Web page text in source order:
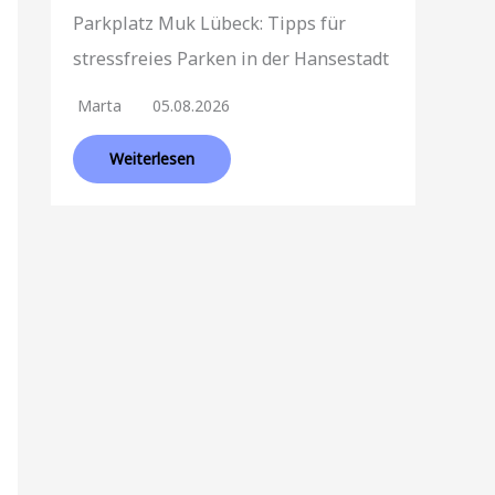
Parkplatz Muk Lübeck: Tipps für
stressfreies Parken in der Hansestadt
Marta 05.08.2026
Weiterlesen